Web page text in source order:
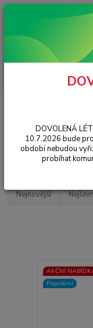
Chat / Online podpora - 24/7
Infinix
Filtr
Nejnovější
AKČNÍ
Populární
DOVOLENÁ
10.7.2026 bude
období nebudou
probíhat